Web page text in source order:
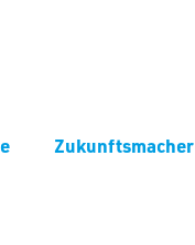
Zukunftsmacher